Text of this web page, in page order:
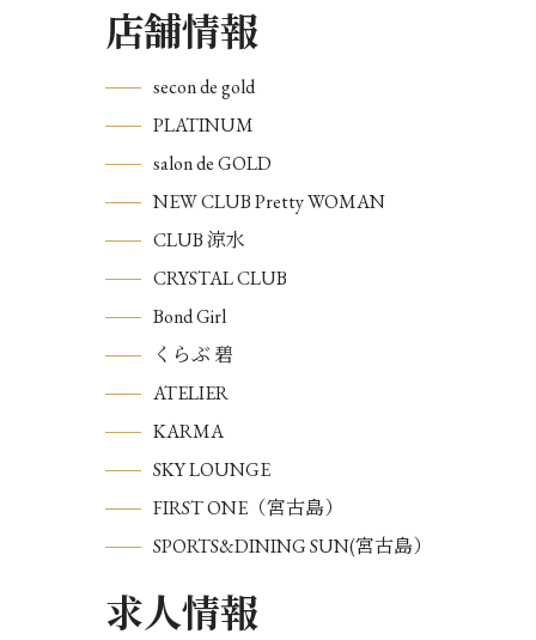
店舗情報
secon de gold
PLATINUM
salon de GOLD
NEW CLUB Pretty WOMAN
CLUB 涼水
CRYSTAL CLUB
Bond Girl
くらぶ 碧
ATELIER
KARMA
SKY LOUNGE
FIRST ONE（宮古島）
SPORTS&DINING SUN(宮古島）
求人情報